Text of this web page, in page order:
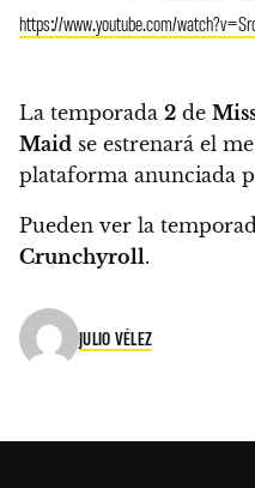
https://www.youtube.com/
La temporada 2 de
Maid se estrenará el
plataforma anunciada
Pueden ver la
Crunchyroll.
JULIO VÉLEZ